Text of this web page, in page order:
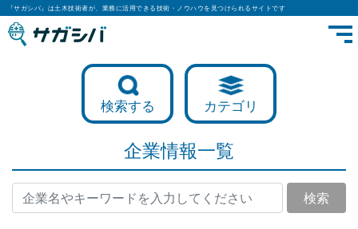
『サガシバ』は土木技術者が、業務に活用できる技術・ノウハウを見つけられるサイトです
検索する カテゴリ
企業情報一覧
検索